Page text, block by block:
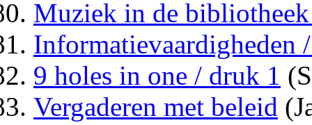
Muziek in de
Informatievaardigheden
9 holes in one / druk 1
Vergaderen met beleid